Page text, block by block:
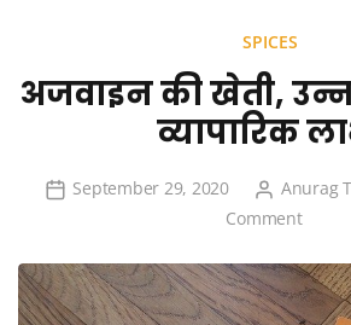
SPICES
अजवाइन की खेती,
व्यापारिक
September 29, 2020 Anurag
Commenton
की
खेती,